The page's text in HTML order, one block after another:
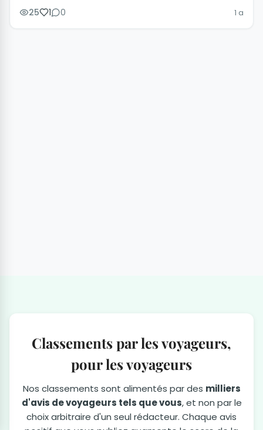
25 1 0 1 a
Classements par les voyageurs,
pour les voyageurs
Nos classements sont alimentés par des milliers
d'avis de voyageurs tels que vous, et non par le
choix arbitraire d'un seul rédacteur. Chaque avis